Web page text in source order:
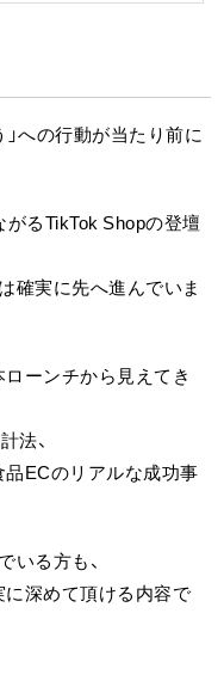
」への行動が当たり前に
がるTikTok Shopの登壇
確実に先へ進んでいま
ーンチから見えてき
法、
ECのリアルな成功事
いる方も、
深めて頂ける内容で